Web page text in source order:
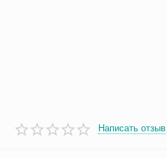
Написать отзыв